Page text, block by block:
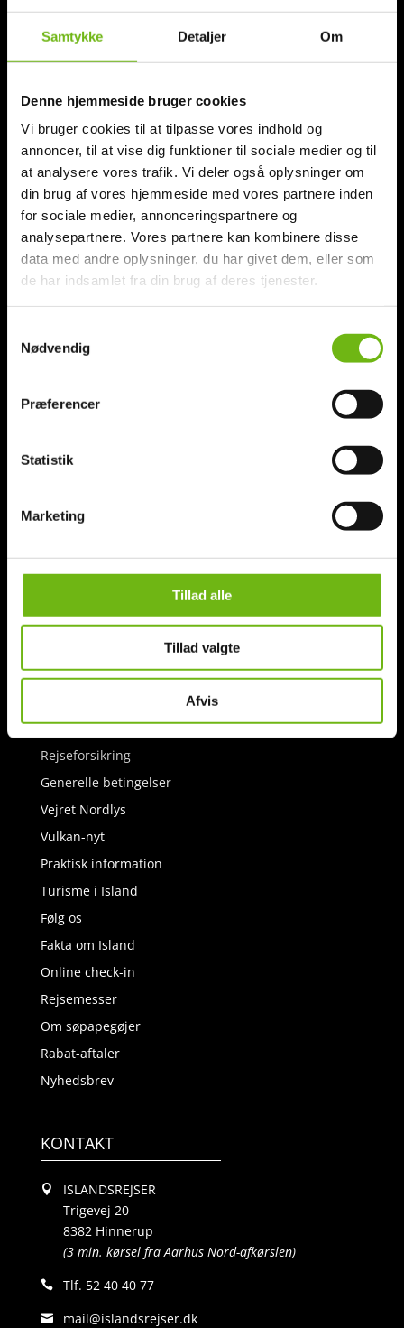
Samtykke Detaljer Om
Denne hjemmeside bruger cookies
Vi bruger cookies til at tilpasse vores indhold og
annoncer, til at vise dig funktioner til sociale medier og til
at analysere vores trafik. Vi deler også oplysninger om
din brug af vores hjemmeside med vores partnere inden
for sociale medier, annonceringspartnere og
analysepartnere. Vores partnere kan kombinere disse
data med andre oplysninger, du har givet dem, eller som
de har indsamlet fra din brug af deres tjenester.
Nødvendig
Præferencer
Statistik
Marketing
Tillad alle
Tillad valgte
Afvis
52 40 40 77 mail@islandsrejser.dk
HOVEDMENU
Forside
Kør-selv-ferie
Grupperejser
Camper van
Rejseforedrag
Kontakt
Kunderne siger…
Privatlivspolitik
NYTTIG VIDEN
Forespørg-bestil
Velmente råd
Gavekort
Rejseforsikring
Generelle betingelser
Vejret Nordlys
Vulkan-nyt
Praktisk information
Turisme i Island
Følg os
Fakta om Island
Online check-in
Rejsemesser
Om søpapegøjer
Rabat-aftaler
Nyhedsbrev
KONTAKT
ISLANDSREJSER
Trigevej 20
8382 Hinnerup
(3 min. kørsel fra Aarhus Nord-afkørslen)
Tlf. 52 40 40 77
mail@islandsrejser.dk